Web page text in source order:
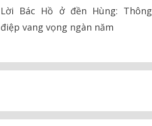
Lời Bác Hồ ở đền Hùng: Thông
điệp vang vọng ngàn năm